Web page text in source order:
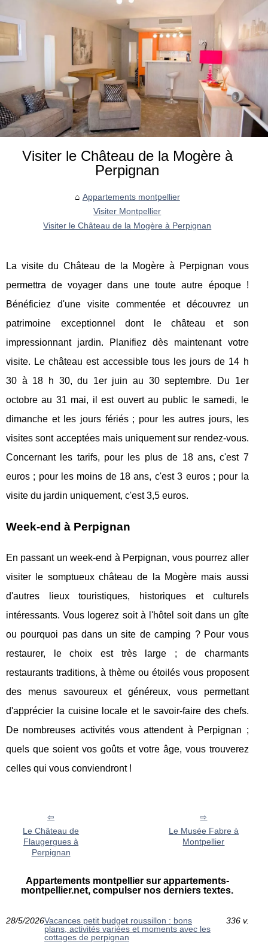
Visiter le Château de la Mogère à
Perpignan
Appartements montpellier
Visiter Montpellier
Visiter le Château de la Mogère à Perpignan
La visite du Château de la Mogère à Perpignan vous
permettra de voyager dans une toute autre époque !
Bénéficiez d'une visite commentée et découvrez un
patrimoine exceptionnel dont le château et son
impressionnant jardin. Planifiez dès maintenant votre
visite. Le château est accessible tous les jours de 14 h
30 à 18 h 30, du 1er juin au 30 septembre. Du 1er
octobre au 31 mai, il est ouvert au public le samedi, le
dimanche et les jours fériés ; pour les autres jours, les
visites sont acceptées mais uniquement sur rendez-vous.
Concernant les tarifs, pour les plus de 18 ans, c'est 7
euros ; pour les moins de 18 ans, c'est 3 euros ; pour la
visite du jardin uniquement, c'est 3,5 euros.
Week-end à Perpignan
En passant un week-end à Perpignan, vous pourrez aller
visiter le somptueux château de la Mogère mais aussi
d'autres lieux touristiques, historiques et culturels
intéressants. Vous logerez soit à l'hôtel soit dans un gîte
ou pourquoi pas dans un site de camping ? Pour vous
restaurer, le choix est très large ; de charmants
restaurants traditions, à thème ou étoilés vous proposent
des menus savoureux et généreux, vous permettant
d'apprécier la cuisine locale et le savoir-faire des chefs.
De nombreuses activités vous attendent à Perpignan ;
quels que soient vos goûts et votre âge, vous trouverez
celles qui vous conviendront !
Le Château de
Flaugergues à
Perpignan
Le Musée Fabre à
Montpellier
Appartements montpellier sur appartements-
montpellier.net, compulser nos derniers textes.
28/5/2026Vacances petit budget roussillon : bons
plans, activités variées et moments avec les
cottages de perpignan
336 v.